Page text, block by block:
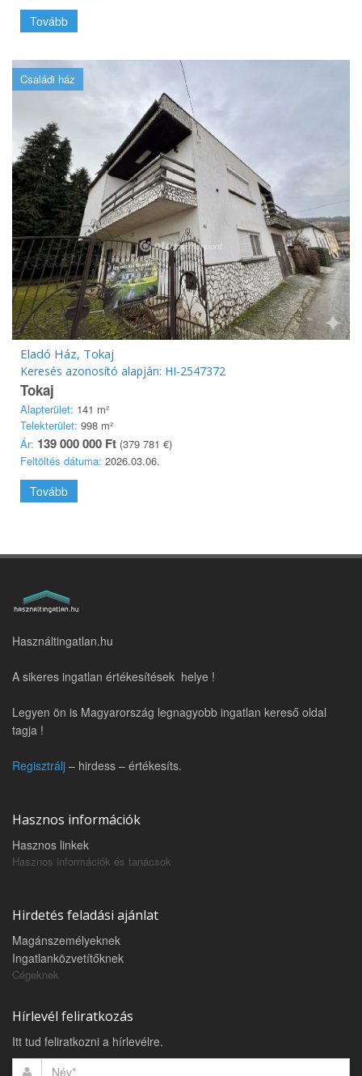
Tovább
Családi ház
Eladó Ház, Tokaj
Keresés azonosító alapján: HI-2547372
Tokaj
Alapterület: 141 m²
Telekterület: 998 m²
Ár: 139 000 000 Ft (379 781 €)
Feltöltés dátuma: 2026.03.06.
Tovább
Használtingatlan.hu
A sikeres ingatlan értékesítések helye !
Legyen ön is Magyarország legnagyobb ingatlan kereső oldal
tagja !
Regisztrálj – hirdess – értékesíts.
Hasznos információk
Hasznos linkek
Hasznos információk és tanácsok
Hirdetés feladási ajánlat
Magánszemélyeknek
Ingatlanközvetítőknek
Cégeknek
Hírlevél feliratkozás
Itt tud feliratkozni a hírlevélre.